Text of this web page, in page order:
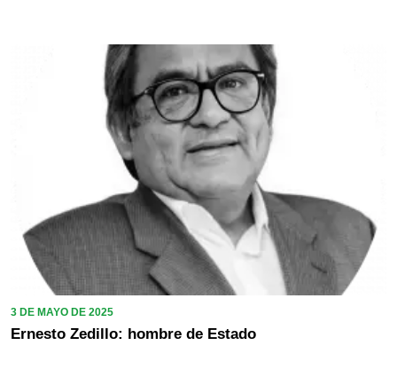
3 DE MAYO DE 2025
Ernesto Zedillo: hombre de Estado